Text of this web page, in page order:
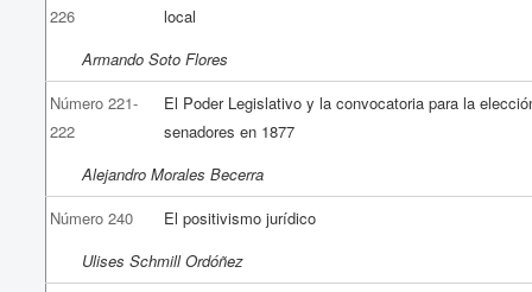
226
local
Armando Soto Flores
Número 221-
222
El Poder Legislativo y la convocatoria para la
senadores en 1877
Alejandro Morales Becerra
Número 240
El positivismo jurídico
Ulises Schmill Ordóñez